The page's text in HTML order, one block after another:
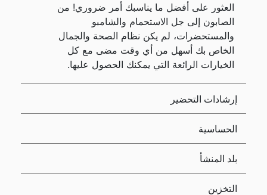
العثور على أفضل ما يناسبك أمر ضروري! من
الصابون إلى جل الاستحمام والشامبو
والمستحضرات، لم يكن نظام الصحة والجمال
الخاص بك أسهل من أي وقت مضى مع كل
الخيارات الرائعة التي يمكنك الحصول عليها.
إرشادات التحضير
الحساسية
بلد المنشأ
التخزين